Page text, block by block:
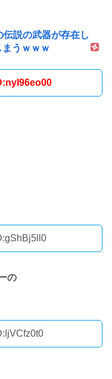
伝説の武器が存在し
うｗｗｗ
の